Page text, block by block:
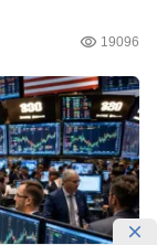
19096